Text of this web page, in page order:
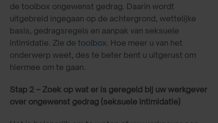
de toolbox ongewenst gedrag. Daarin wordt
uitgebreid ingegaan op de achtergrond, wettelijke
basis, gedragsregels en aanpak van seksuele
intimidatie. Zie de toolbox. Hoe meer u van het
onderwerp weet, des te beter bent u uitgerust om
hiermee om te gaan.
Stap 2 – Zoek op wat er is geregeld bij uw werkgever
over ongewenst gedrag (seksuele intimidatie)